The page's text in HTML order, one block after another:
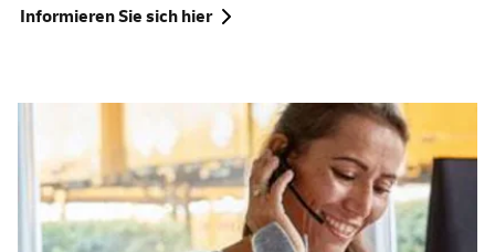
Informieren Sie sich hier